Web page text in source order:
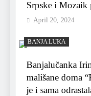
Srpske i Mozaik
April 20, 2024
BANJA LUKA
Banjalučanka
mališane doma
je i sama